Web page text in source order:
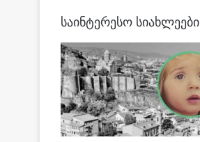
საინტერესო სიახლეები